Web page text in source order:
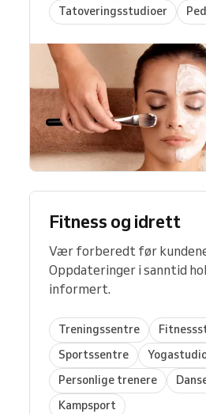
Tatoveringsstudioer
Fitness og idrett
Vær forberedt før
Oppdateringer i sanntid
informert.
Treningssentre
Sportssentre
Personlige trenere
Kampsport